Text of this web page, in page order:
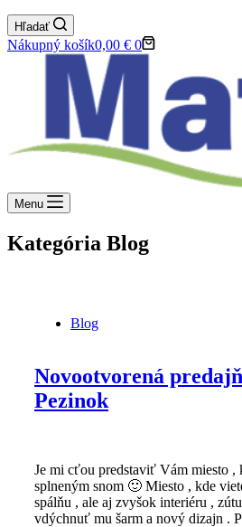
Hľadať
Nákupný košík0,00 € 0
Menu
Kategória Blog
Blog
Novootvorená
Pezinok
Je mi cťou predstaviť Vám miesto ,
splneným snom 🙂 Miesto , kde
spálňu , ale aj zvyšok interiéru ,
vdýchnuť mu šarm a nový dizajn .